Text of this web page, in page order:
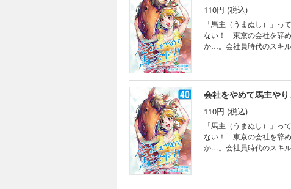
110円 (税込)
「馬主（うまぬし）」っ
ない！ 東京の会社を辞
か…。会社員時代のスキ
会社をやめて馬主や
110円 (税込)
「馬主（うまぬし）」っ
ない！ 東京の会社を辞
か…。会社員時代のスキ